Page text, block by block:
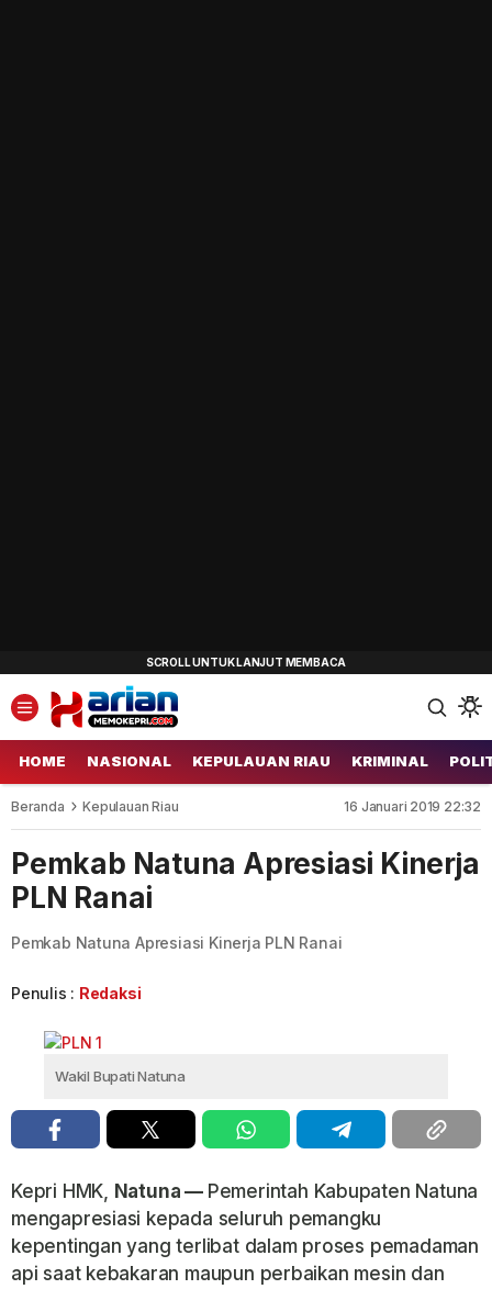
HOME NASIONAL KEPULAUAN RIAU KRIMINAL
Beranda Kepulauan Riau 16 Januari 2019 22:32
Pemkab Natuna Apresiasi Kinerja
PLN Ranai
Pemkab Natuna Apresiasi Kinerja PLN Ranai
Penulis : Redaksi
Wakil Bupati Natuna
Kepri HMK, Natuna — Pemerintah Kabupaten Natuna
mengapresiasi kepada seluruh pemangku
kepentingan yang terlibat dalam proses pemadaman
api saat kebakaran maupun perbaikan mesin dan